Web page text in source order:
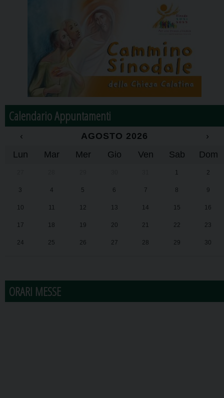
Calendario Appuntamenti
‹ AGOSTO 2026
›
Lun
Mar Mer Gio Ven Sab Dom
1 2
3 4 5 6 7 8 9
10 11 12 13 14 15 16
17 18 19 20 21 22 23
24 25 26 27 28 29 30
ORARI MESSE